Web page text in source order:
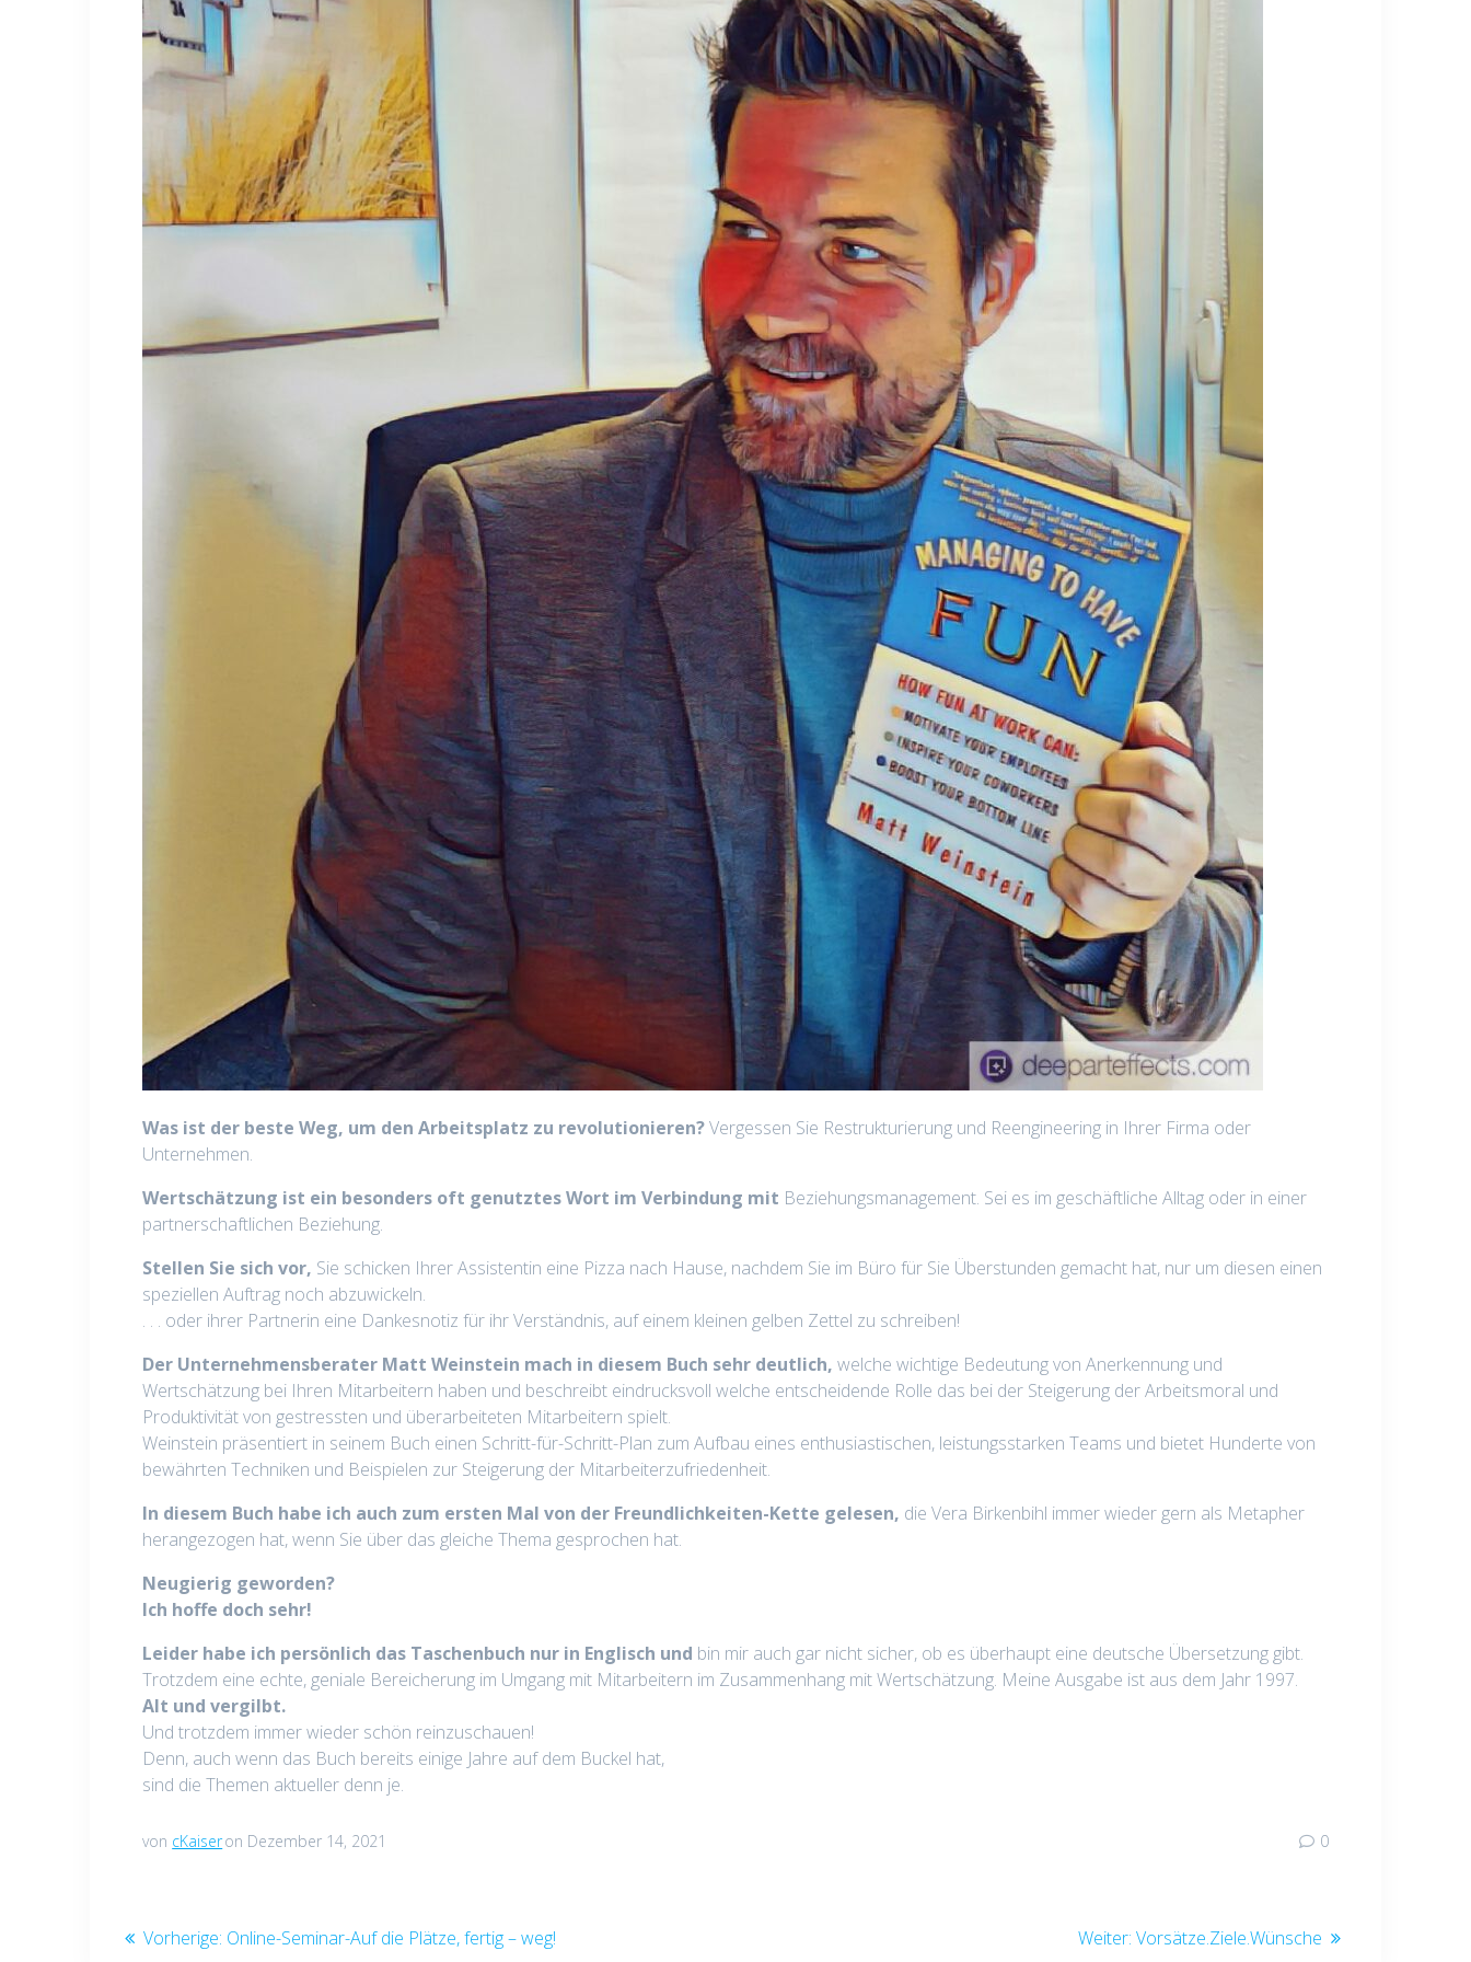
Was ist der beste Weg, um den Arbeitsplatz zu revolutionieren?Vergessen Sie Restrukturierung und Reengineering in Ihrer Firma oder
Unternehmen.
Wertschätzung ist ein besonders oft genutztes Wort im Verbindung mit Beziehungsmanagement. Sei es im geschäftliche Alltag oder in einer
partnerschaftlichen Beziehung.
Stellen Sie sich vor, Sie schicken Ihrer Assistentin eine Pizza nach Hause, nachdem Sie im Büro für Sie Überstunden gemacht hat, nur um diesen einen
speziellen Auftrag noch abzuwickeln.
. . . oder ihrer Partnerin eine Dankesnotiz für ihr Verständnis, auf einem kleinen gelben Zettel zu schreiben!
Der Unternehmensberater Matt Weinstein mach in diesem Buch sehr deutlich, welche wichtige Bedeutung von Anerkennung und
Wertschätzung bei Ihren Mitarbeitern haben und beschreibt eindrucksvoll welche entscheidende Rolle das bei der Steigerung der Arbeitsmoral und
Produktivität von gestressten und überarbeiteten Mitarbeitern spielt.
Weinstein präsentiert in seinem Buch einen Schritt-für-Schritt-Plan zum Aufbau eines enthusiastischen, leistungsstarken Teams und bietet Hunderte von
bewährten Techniken und Beispielen zur Steigerung der Mitarbeiterzufriedenheit.
In diesem Buch habe ich auch zum ersten Mal von der Freundlichkeiten-Kette gelesen, die Vera Birkenbihl immer wieder gern als Metapher
herangezogen hat, wenn Sie über das gleiche Thema gesprochen hat.
Neugierig geworden?
Ich hoffe doch sehr!
Leider habe ich persönlich das Taschenbuch nur in Englisch und bin mir auch gar nicht sicher, ob es überhaupt eine deutsche Übersetzung gibt.
Trotzdem eine echte, geniale Bereicherung im Umgang mit Mitarbeitern im Zusammenhang mit Wertschätzung. Meine Ausgabe ist aus dem Jahr 1997.
Alt und vergilbt.
Und trotzdem immer wieder schön reinzuschauen!
Denn, auch wenn das Buch bereits einige Jahre auf dem Buckel hat,
sind die Themen aktueller denn je.
von cKaiseron Dezember 14, 2021 0
Beitragsnavigation
Vorherige: Vorheriger
Online-Seminar-Auf die Plätze, fertig – weg! Weiter: Nächster
Vorsätze.Ziele.Wünsche